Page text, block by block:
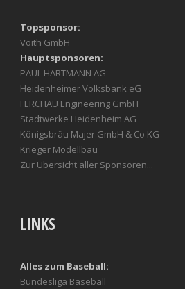
Topsponsor:
Voith GmbH
Hauptsponsoren:
PAUL HARTMANN AG
Heidenheimer Volksbank eG
FERCHAU Engineering GmbH
Stadtwerke Heidenheim AG
Königsbräu Majer GmbH & Co KG
Krieger Modellbau
Zur Übersicht aller Sponsoren...
LINKS
Alles zum Baseball:
Bundesliga Baseball